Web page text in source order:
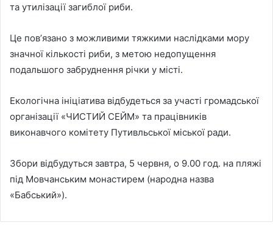
та утилізації загиблої риби.
Це повʼязано з можливими тяжкими наслідками мору
значної кількості риби, з метою недопущення
подальшого забруднення річки у місті.
Екологічна ініціатива відбудеться за участі громадської
організації «ЧИСТИЙ СЕЙМ» та працівників
виконавчого комітету Путивльської міської ради.
Збори відбудуться завтра, 5 червня, о 9.00 год. на пляжі
під Мовчанським монастирем (народна назва
«Бабський»).